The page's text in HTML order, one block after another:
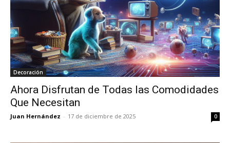
Decoración
Ahora Disfrutan de Todas las Comodidades
Que Necesitan
Juan Hernández - 17 de diciembre de 2025 0